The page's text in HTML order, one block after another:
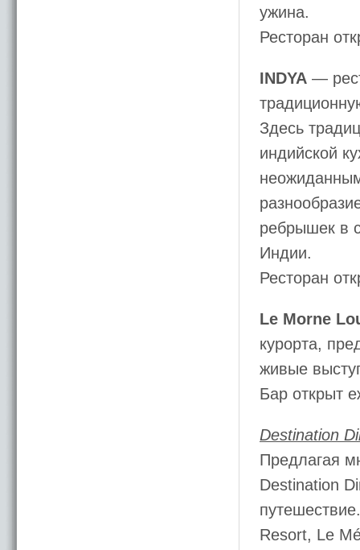
ужина.
Ресторан
INDYA —
Здесь
индийской
ребрышек в
Индии.
Ресторан
Le Morne
курорта,
живые
Бар открыт
Destination
Предлагая
Destination
Resort, Le